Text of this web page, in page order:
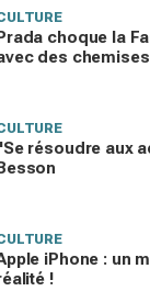
choque la
des
résoudre aux
iPhone : un
!